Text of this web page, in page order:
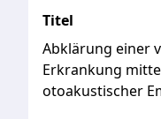
Titel
Abklärung einer
Erkrankung
otoakustischer